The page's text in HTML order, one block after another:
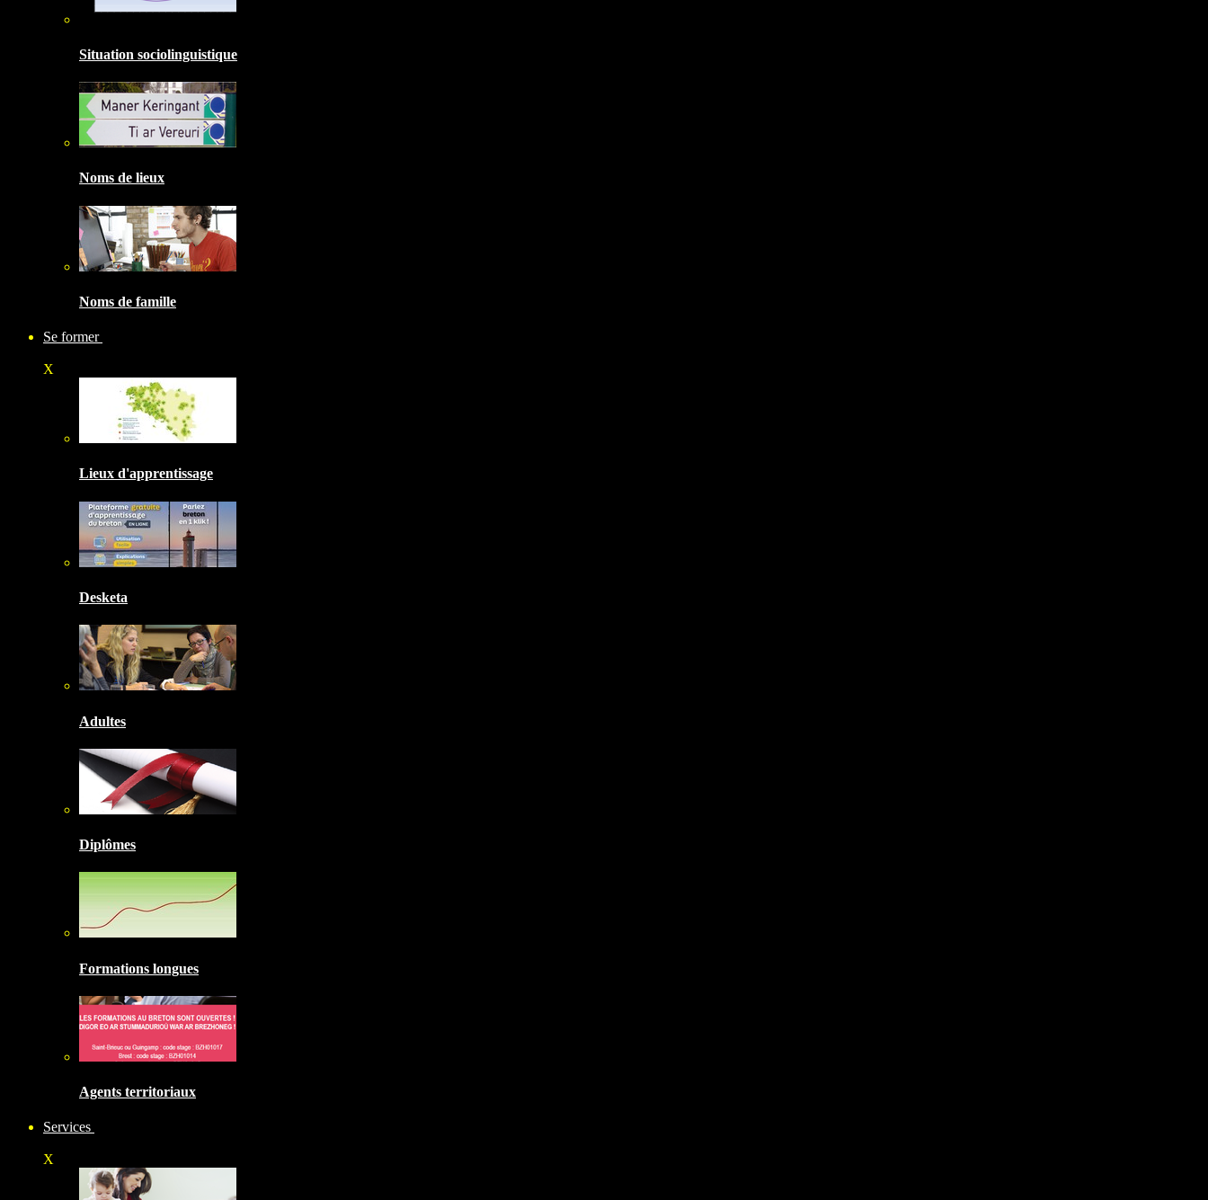
Situation sociolinguistique
Noms de lieux
Noms de famille
Se former
X
Lieux d'apprentissage
Desketa
Adultes
Diplômes
Formations longues
Agents territoriaux
Services
X